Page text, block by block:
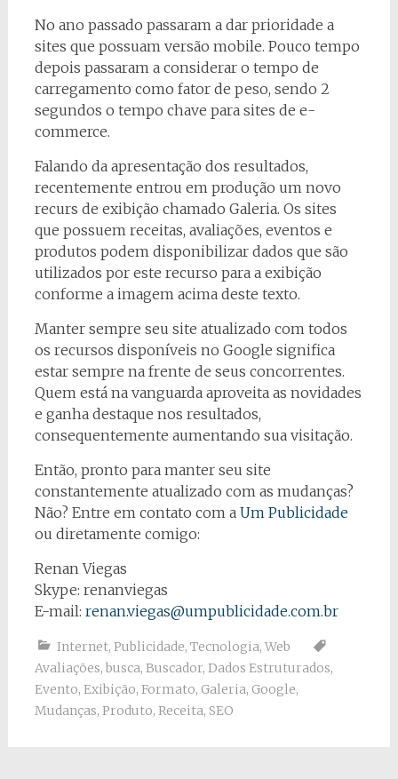
No ano passado passaram a dar prioridade a
sites que possuam versão mobile. Pouco tempo
depois passaram a considerar o tempo de
carregamento como fator de peso, sendo 2
segundos o tempo chave para sites de e-
commerce.
Falando da apresentação dos resultados,
recentemente entrou em produção um novo
recurs de exibição chamado Galeria. Os sites
que possuem receitas, avaliações, eventos e
produtos podem disponibilizar dados que são
utilizados por este recurso para a exibição
conforme a imagem acima deste texto.
Manter sempre seu site atualizado com todos
os recursos disponíveis no Google significa
estar sempre na frente de seus concorrentes.
Quem está na vanguarda aproveita as novidades
e ganha destaque nos resultados,
consequentemente aumentando sua visitação.
Então, pronto para manter seu site
constantemente atualizado com as mudanças?
Não? Entre em contato com a Um Publicidade
ou diretamente comigo:
Renan Viegas
Skype: renanviegas
E-mail: renan.viegas@umpublicidade.com.br
Internet, Publicidade, Tecnologia, Web
Avaliações, busca, Buscador, Dados Estruturados,
Evento, Exibição, Formato, Galeria, Google,
Mudanças, Produto, Receita, SEO